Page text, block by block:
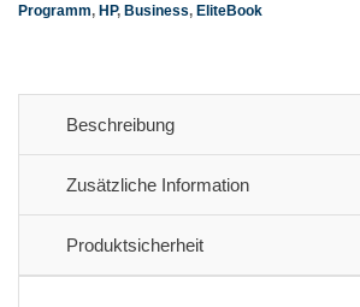
Programm, HP, Business, EliteBook
Beschreibung
Zusätzliche Information
Produktsicherheit